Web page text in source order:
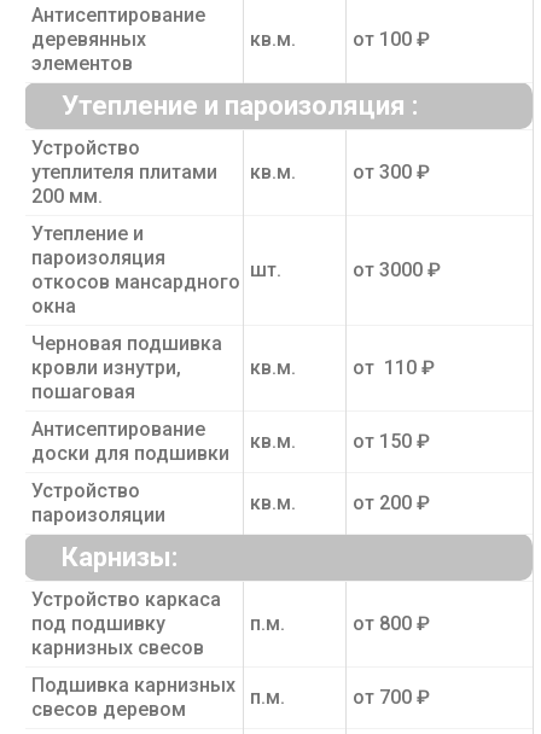
Антисептирование
деревянных
элементов
кв.м. от 100 ₽
Утепление и пароизоляция :
Устройство
утеплителя плитами
200 мм.
кв.м. от 300 ₽
Утепление и
пароизоляция
откосов мансардного
окна
шт. от 3000 ₽
Черновая подшивка
кровли изнутри,
пошаговая
кв.м. от 110 ₽
Антисептирование
доски для подшивки
кв.м. от 150 ₽
Устройство
пароизоляции
кв.м. от 200 ₽
Карнизы:
Устройство каркаса
под подшивку
карнизных свесов
п.м. от 800 ₽
Подшивка карнизных
свесов деревом
п.м. от 700 ₽